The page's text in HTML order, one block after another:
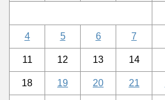
4 5 6 7
11 12 13 14
18 19 20 21